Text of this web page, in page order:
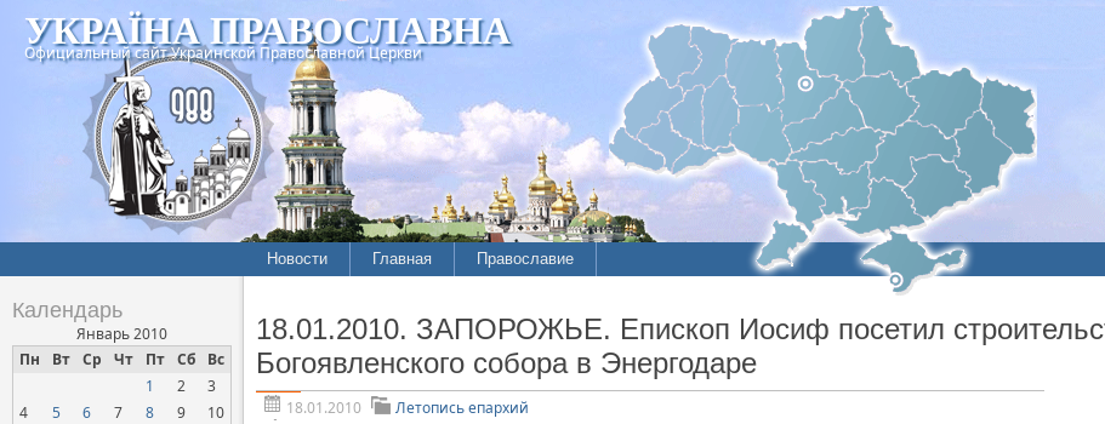
УКРАЇНА ПРАВОСЛАВНА
Официальный сайт Украинской Православной Церкви
Новости
Межконфессиональные
отношения
Нарушения прав
верующих
Главная Православие
История
Митрополиты
Хроники
Календарь
Январь 2010
Пн
Вт Ср Чт Пт Сб Вс
1 2
3
4
5 6 7 8 9
10
18.01.2010. ЗАПОРОЖЬЕ. Епископ Иосиф посетил
Богоявленского собора в Энергодаре
18.01.2010
Летопись епархий